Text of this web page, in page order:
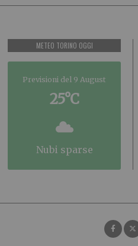
METEO TORINO OGGI
Previsioni del 9 August
25°C
nubi sparse